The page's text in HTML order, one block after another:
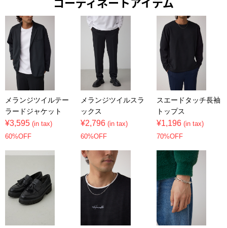
メランジツイルテー
ラードジャケット
¥3,595 (in tax)
60%OFF
メランジツイルスラ
ックス
¥2,796 (in tax)
60%OFF
スエードタッチ長袖
トップス
¥1,196(in tax)
70%OFF